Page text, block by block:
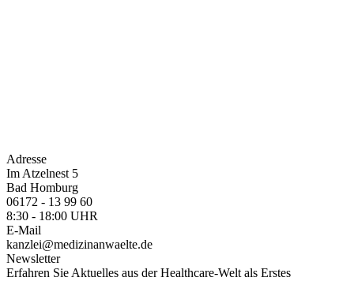
Adresse
Im Atzelnest 5
Bad Homburg
06172 - 13 99 60
8:30 - 18:00 UHR
E-Mail
kanzlei@medizinanwaelte.de
Newsletter
Erfahren Sie Aktuelles aus der Healthcare-Welt als Erstes